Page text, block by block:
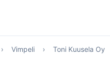
› Vimpeli › Toni Kuusela Oy